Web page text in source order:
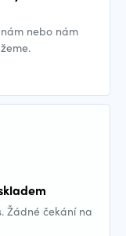
nebo nám
Žádné čekání na